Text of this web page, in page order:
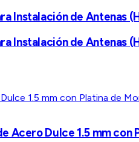
Instalación de Antenas
Instalación de Antenas
Acero Dulce 1.5 mm